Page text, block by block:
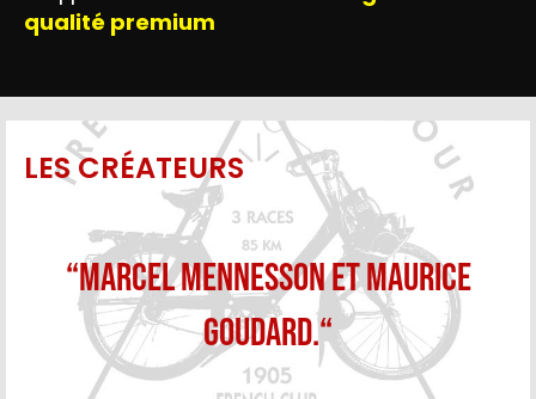
qualité premium
LES CRÉATEURS
“Marcel Mennesson et Maurice
Goudard.“